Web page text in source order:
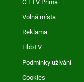
O FTV Prima
Volná místa
Reklama
HbbTV
Podmínky užívání
Cookies